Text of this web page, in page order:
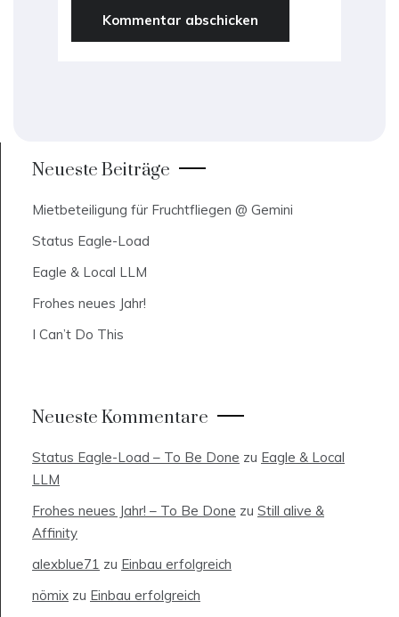
Neueste Beiträge
Mietbeteiligung für Fruchtfliegen @ Gemini
Status Eagle-Load
Eagle & Local LLM
Frohes neues Jahr!
I Can’t Do This
Neueste Kommentare
Status Eagle-Load – To Be Done zu Eagle & Local
LLM
Frohes neues Jahr! – To Be Done zu Still alive &
Affinity
alexblue71 zu Einbau erfolgreich
nömix zu Einbau erfolgreich